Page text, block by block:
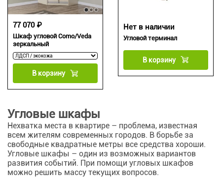
Шкаф угловой Como/Veda
зеркальный
77 070 ₽
В корзину
Угловой терминал
Нет в наличии
В корзину
Угловые шкафы
Нехватка места в квартире – проблема, известная
всем жителям современных городов. В борьбе за
свободные квадратные метры все средства хороши.
Угловые шкафы – один из возможных вариантов
развития событий. При помощи угловых шкафов
можно решить массу текущих вопросов.